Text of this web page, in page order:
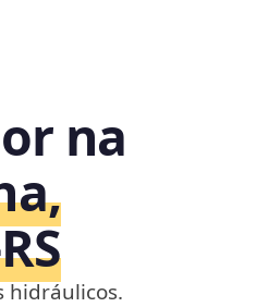
na
hidráulicos.